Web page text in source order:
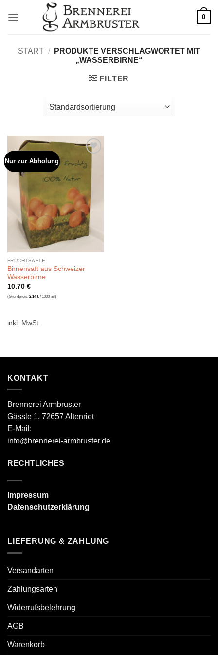
Inhalt
0
START /
PRODUKTE VERSCHLAGWORTET MIT
„WASSERBIRNE“
FILTER
Nur zur Abholung
Auf die
Wunschliste
FRUCHTSÄFTE
Birnensaft aus Schweizer
Wasserbirne
10,70 €
(Grundpreis: 2,14€/ 1000 ml )
inkl. MwSt.
KONTAKT
Brennerei Armbruster
Gässle 1, 72657 Altenriet
E-Mail:
info@brennerei-armbruster.de
RECHTLICHES
Impressum
Datenschutzerklärung
LIEFERUNG & ZAHLUNG
Versandarten
Zahlungsarten
Widerrufsbelehrung
AGB
Warenkorb